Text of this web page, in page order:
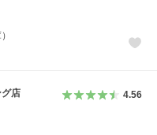
店 4.56